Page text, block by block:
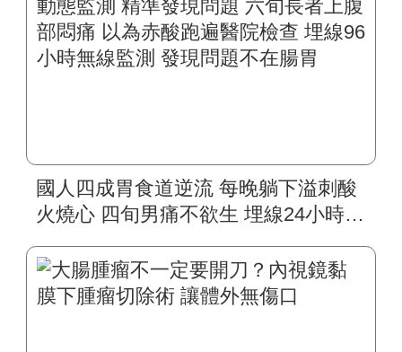
國人四成胃食道逆流 每晚躺下溢刺酸
火燒心 四旬男痛不欲生 埋線24小時動
悶痛 以為赤酸跑遍醫院檢查 埋線96小
時無線監測 發現問題不在腸胃